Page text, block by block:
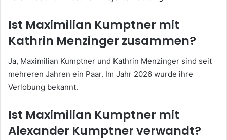
Ist Maximilian Kumptner mit
Kathrin Menzinger zusammen?
Ja, Maximilian Kumptner und Kathrin Menzinger sind seit
mehreren Jahren ein Paar. Im Jahr 2026 wurde ihre
Verlobung bekannt.
Ist Maximilian Kumptner mit
Alexander Kumptner verwandt?